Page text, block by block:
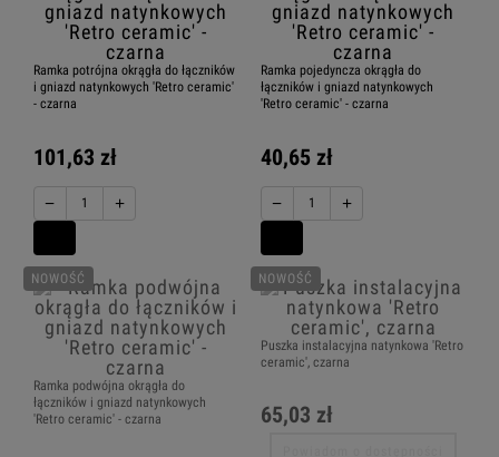
Ramka potrójna okrągła do łączników
i gniazd natynkowych 'Retro ceramic'
- czarna
101,63 zł
− +
Ramka pojedyncza okrągła do
łączników i gniazd natynkowych
'Retro ceramic' - czarna
40,65 zł
− +
Ramka podwójna okrągła do
łączników i gniazd natynkowych
'Retro ceramic' - czarna
NOWOŚĆ
Puszka instalacyjna natynkowa 'Retro
ceramic', czarna
65,03 zł
NOWOŚĆ